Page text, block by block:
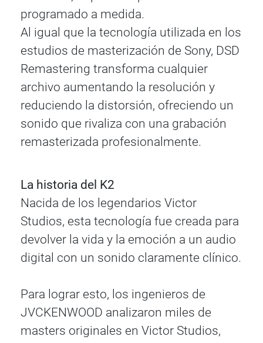
programado a medida.
Al igual que la tecnología utilizada en los
estudios de masterización de Sony, DSD
Remastering transforma cualquier
archivo aumentando la resolución y
reduciendo la distorsión, ofreciendo un
sonido que rivaliza con una grabación
remasterizada profesionalmente.
La historia del K2
Nacida de los legendarios Victor
Studios, esta tecnología fue creada para
devolver la vida y la emoción a un audio
digital con un sonido claramente clínico.
Para lograr esto, los ingenieros de
JVCKENWOOD analizaron miles de
masters originales en Victor Studios,